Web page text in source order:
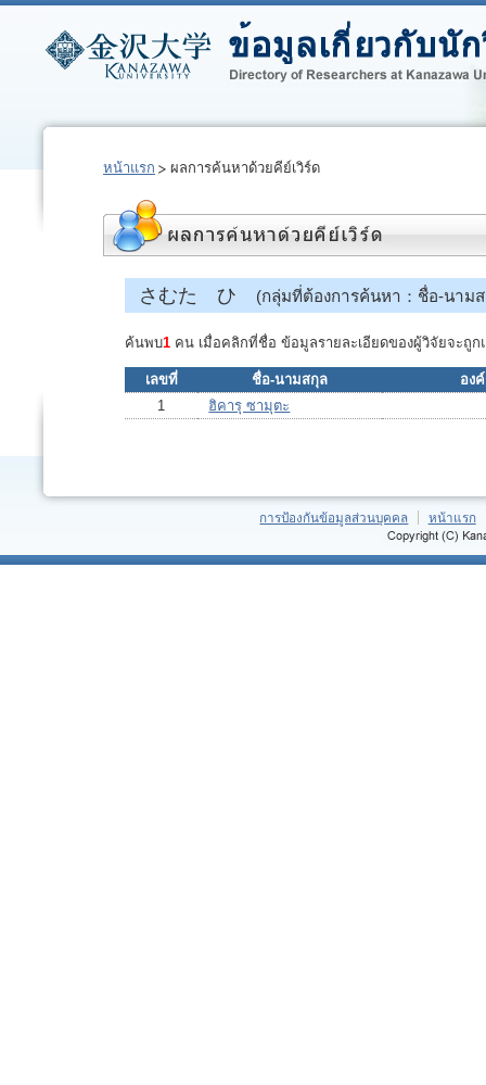
หน้าแรก ผลการค้นหาด้วยคีย์เวิร์ด
さむた ひ (กลุ่มที่ต้องการค้นหา：ชื่อ-นาม
ค้นพบ1 คน เมื่อคลิกที่ชื่อ ข้อมูลรายละเอียดของผู้วิจัยจะถูก
เลขที่ ชื่อ-นามสกุล
อง
1
ฮิคารุ ซามุตะ
การป้องกันข้อมูลส่วนบุคคล หน้าแรก